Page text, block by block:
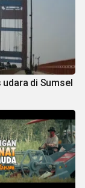
udara di Sumsel